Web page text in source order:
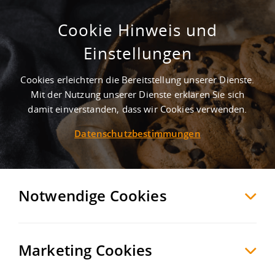
Kuntz-Sägewerksgelände, Sägewerk
Bad Kreuznach , Deutschland
MERKEN VERGLEICHEN EXPORT PDF
Cookie Hinweis und
Einstellungen
Cookies erleichtern die Bereitstellung unserer Dienste.
Mit der Nutzung unserer Dienste erklären Sie sich
damit einverstanden, dass wir Cookies verwenden.
Datenschutzbestimmungen
Notwendige Cookies
Marketing Cookies